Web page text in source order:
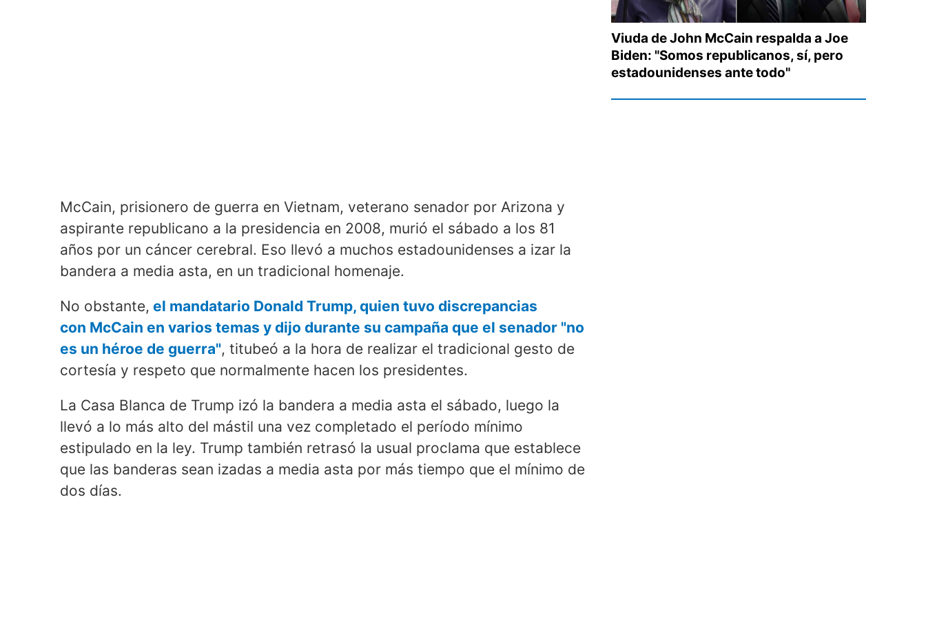
McCain, prisionero de guerra en Vietnam, veterano senador por Arizona y
aspirante republicano a la presidencia en 2008, murió el sábado a los 81
años por un cáncer cerebral. Eso llevó a muchos estadounidenses a izar la
bandera a media asta, en un tradicional homenaje.
No obstante, el mandatario Donald Trump, quien tuvo discrepancias
con McCain en varios temas y dijo durante su campaña que el senador "no
es un héroe de guerra", titubeó a la hora de realizar el tradicional gesto de
cortesía y respeto que normalmente hacen los presidentes.
La Casa Blanca de Trump izó la bandera a media asta el sábado, luego la
llevó a lo más alto del mástil una vez completado el período mínimo
estipulado en la ley. Trump también retrasó la usual proclama que establece
que las banderas sean izadas a media asta por más tiempo que el mínimo de
dos días.
Viuda de John McCain respalda a Joe
Biden: "Somos republicanos, sí, pero
estadounidenses ante todo"